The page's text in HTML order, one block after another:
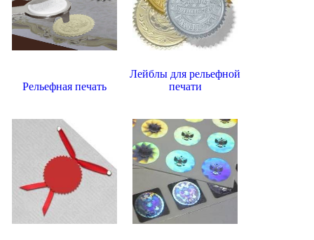
Рельефная печать
Лейблы для рельефной
печати